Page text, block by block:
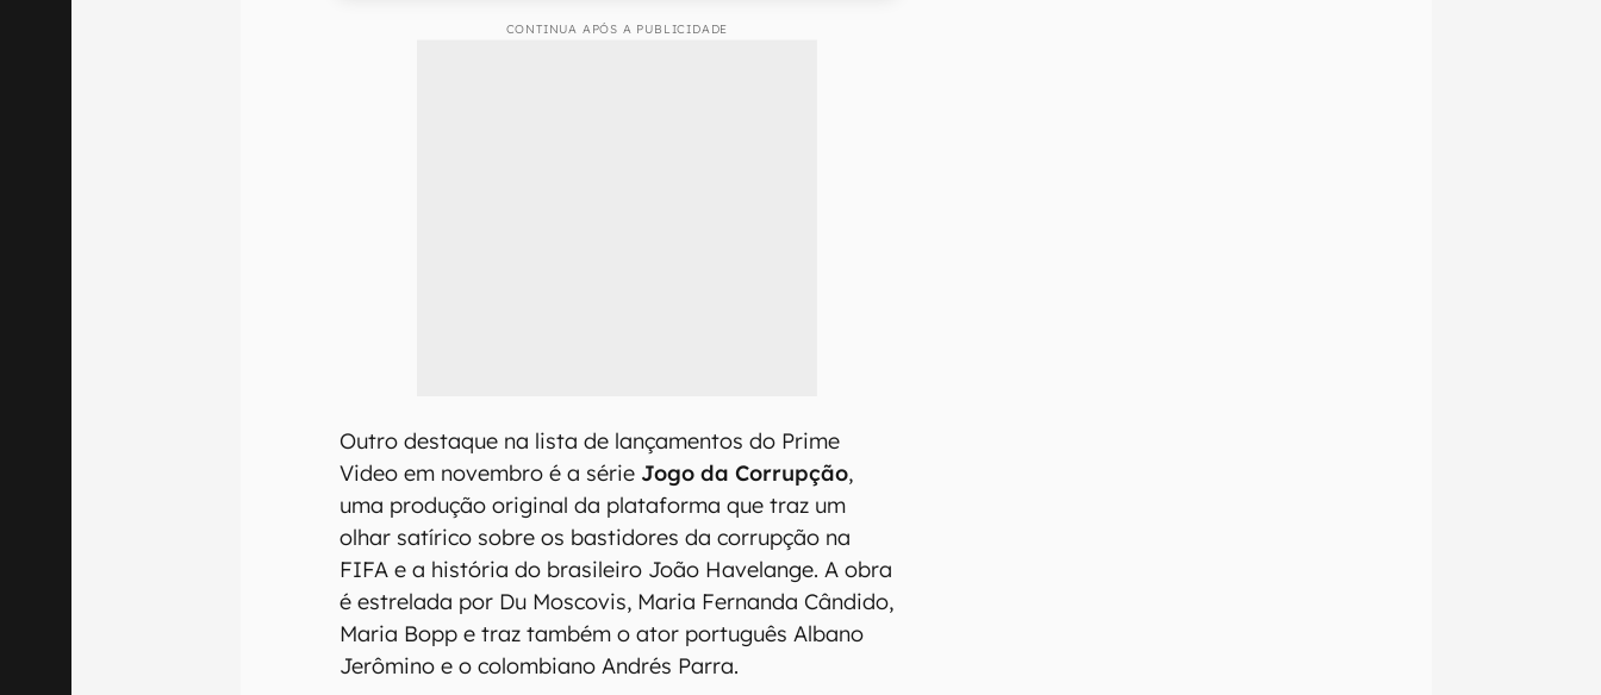
CONTINUA APÓS A PUBLICIDADE
Outro destaque na lista de lançamentos do Prime
Video em novembro é a série Jogo da Corrupção,
uma produção original da plataforma que traz um
olhar satírico sobre os bastidores da corrupção na
FIFA e a história do brasileiro João Havelange. A obra
é estrelada por Du Moscovis, Maria Fernanda Cândido,
Maria Bopp e traz também o ator português Albano
Jerômino e o colombiano Andrés Parra.